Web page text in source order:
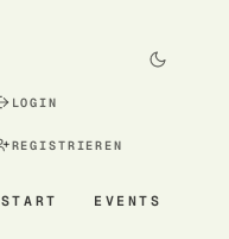
LOGIN
REGISTRIEREN
START EVENTS